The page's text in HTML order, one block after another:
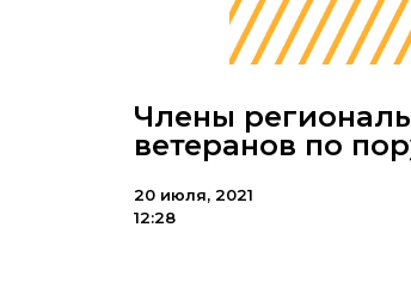
Члены
ветеранов по
20 июля, 2021
12:28